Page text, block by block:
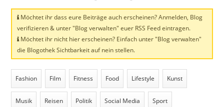
Möchtet ihr dass eure Beiträge auch erscheinen? Anmelden, Blog
verifizieren & unter "Blog verwalten" euer RSS Feed eintragen.
Möchtet ihr nicht hier erscheinen? Einfach unter "Blog verwalten"
die Blogothek Sichtbarkeit auf nein stellen.
Fashion Film Fitness Food Lifestyle Kunst
Musik Reisen Politik Social Media Sport